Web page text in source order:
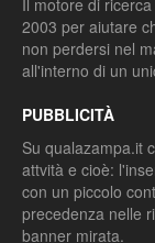
2003 per aiutare
non perdersi nel
all'interno di un
PUBBLICITÀ
Su qualazampa.it
attvità e cioè:
con un piccolo
precedenza nelle
banner mirata.